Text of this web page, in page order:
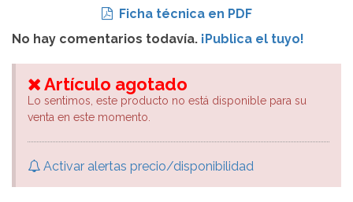
Ficha técnica en PDF
No hay comentarios todavía. ¡Publica el tuyo!
Artículo agotado
Lo sentimos, este producto no está disponible para su
venta en este momento.
Activar alertas precio/disponibilidad